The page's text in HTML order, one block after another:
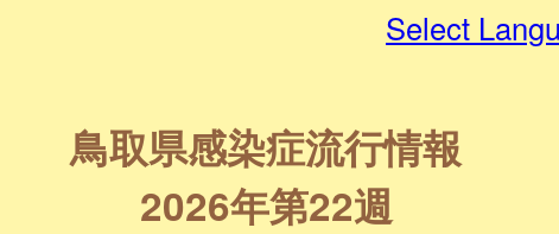
Select
鳥取県感染症流行情報
2026年第22週